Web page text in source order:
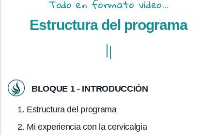
Todo en formato vídeo...
Estructura del programa
BLOQUE 1 - INTRODUCCIÓN
Estructura del programa
Mi experiencia con la cervicalgia